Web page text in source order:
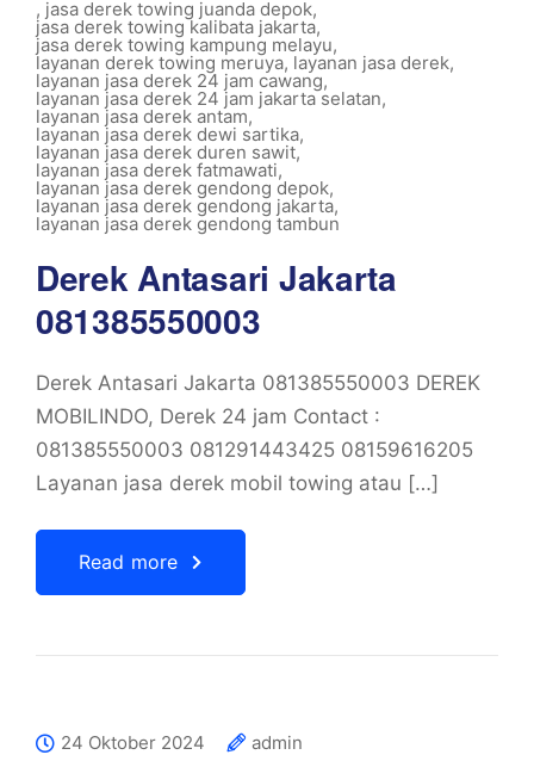
, jasa derek towing juanda depok,
jasa derek towing kalibata jakarta,
jasa derek towing kampung melayu,
layanan derek towing meruya, layanan jasa derek,
layanan jasa derek 24 jam cawang,
layanan jasa derek 24 jam jakarta selatan,
layanan jasa derek antam,
layanan jasa derek dewi sartika,
layanan jasa derek duren sawit,
layanan jasa derek fatmawati,
layanan jasa derek gendong depok,
layanan jasa derek gendong jakarta,
layanan jasa derek gendong tambun
Derek Antasari Jakarta
081385550003
Derek Antasari Jakarta 081385550003 DEREK
MOBILINDO, Derek 24 jam Contact :
081385550003 081291443425 08159616205
Layanan jasa derek mobil towing atau […]
Read more
24 Oktober 2024
admin